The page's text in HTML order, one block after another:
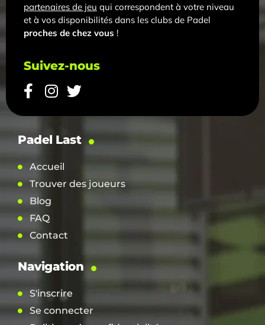
partenaires de jeu qui correspondent à votre niveau
et à vos disponibilités dans les clubs de Padel
proches de chez vous !
Suivez-nous
Padel Last
Accueil
Trouver des joueurs
Blog
FAQ
Contact
Navigation
S'inscrire
Se connecter